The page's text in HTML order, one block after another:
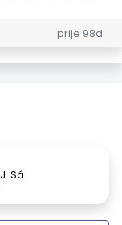
prije 98d
J. Sá